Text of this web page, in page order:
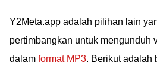
Cek rekomendasi
lengkap dan
di sini!
Y2Meta.app adalah pilihan lain
pertimbangkan untuk mengunduh
dalam format MP3. Berikut adalah